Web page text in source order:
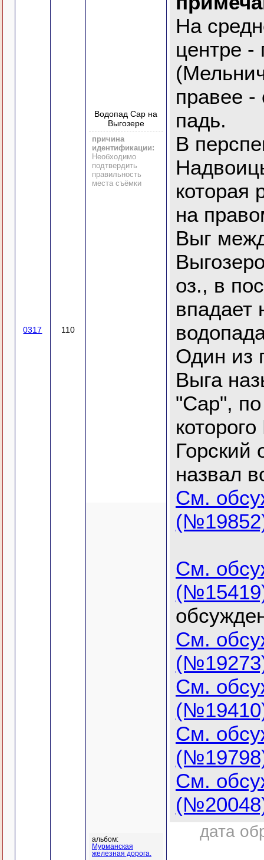
0317 110
Водопад Сар на
Выгозере
причина
идентификации:
Необходимо
подтвердить
правильность
места съёмки
На
центре -
правее -
падь.
В
которая
на
Выг
оз., в
впадает
Один из
Выга
"Сар",
Горский
назвал
См.
См.
См.
См.
См.
См.
дата
альбом:
Мурманская
железная дорога.